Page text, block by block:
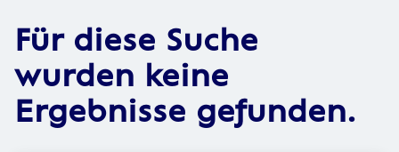
Für diese Suche
wurden keine
Ergebnisse gefunden.